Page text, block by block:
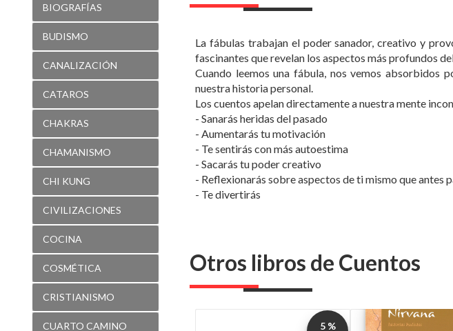
BIOGRAFÍAS
BUDISMO
CANALIZACIÓN
CATAROS
CHAKRAS
CHAMANISMO
CHI KUNG
CIVILIZACIONES
COCINA
COSMÉTICA
CRISTIANISMO
CUARTO CAMINO
La fábulas trabajan el poder sanador, creativo y
fascinantes que revelan los aspectos más profundos
Cuando leemos una fábula, nos vemos absorbidos
nuestra historia personal.
Los cuentos apelan directamente a nuestra mente
- Sanarás heridas del pasado
- Aumentarás tu motivación
- Te sentirás con más autoestima
- Sacarás tu poder creativo
- Reflexionarás sobre aspectos de ti mismo que antes
- Te divertirás
Otros libros de Cuentos
5 %